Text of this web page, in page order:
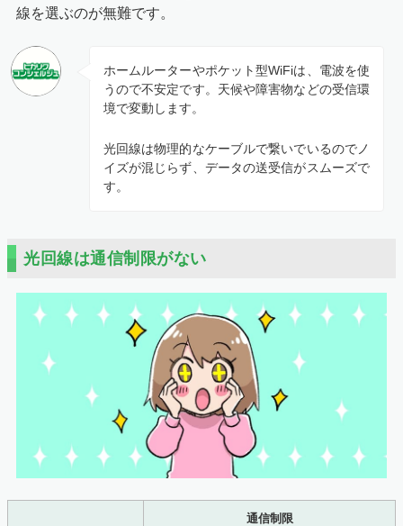
線を選ぶのが無難です。
ホームルーターやポケット型WiFiは、電波を使
うので不安定です。天候や障害物などの受信環
境で変動します。
光回線は物理的なケーブルで繋いでいるのでノ
イズが混じらず、データの送受信がスムーズで
す。
光回線は通信制限がない
通信制限